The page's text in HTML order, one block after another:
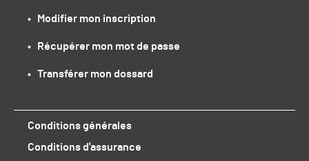
•   Modifier mon inscription
•   Récupérer mon mot de passe
•   Transférer mon dossard
Conditions générales
Conditions d'assurance